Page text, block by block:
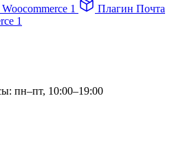
1
Плагин Почта
1
пн–пт, 10:00–19:00